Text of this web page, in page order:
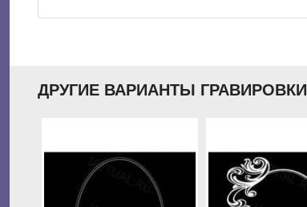
ДРУГИЕ ВАРИАНТЫ ГРАВИРОВКИ